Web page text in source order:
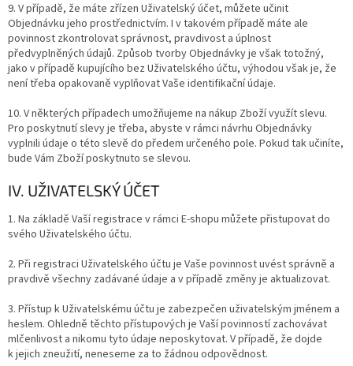
9. V případě, že máte zřízen Uživatelský účet, můžete učinit
Objednávku jeho prostřednictvím. I v takovém případě máte ale
povinnost zkontrolovat správnost, pravdivost a úplnost
předvyplněných údajů. Způsob tvorby Objednávky je však totožný,
jako v případě kupujícího bez Uživatelského účtu, výhodou však je, že
není třeba opakovaně vyplňovat Vaše identifikační údaje.
10. V některých případech umožňujeme na nákup Zboží využít slevu.
Pro poskytnutí slevy je třeba, abyste v rámci návrhu Objednávky
vyplnili údaje o této slevě do předem určeného pole. Pokud tak učiníte,
bude Vám Zboží poskytnuto se slevou.
IV. UŽIVATELSKÝ ÚČET
1. Na základě Vaší registrace v rámci E-shopu můžete přistupovat do
svého Uživatelského účtu.
2. Při registraci Uživatelského účtu je Vaše povinnost uvést správně a
pravdivě všechny zadávané údaje a v případě změny je aktualizovat.
3. Přístup k Uživatelskému účtu je zabezpečen uživatelským jménem a
heslem. Ohledně těchto přístupových je Vaší povinností zachovávat
mlčenlivost a nikomu tyto údaje neposkytovat. V případě, že dojde
k jejich zneužití, neneseme za to žádnou odpovědnost.